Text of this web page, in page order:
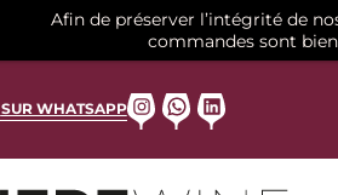
SUR WHATSAPPInstagram
WhatsApp
LinkedIn
Afin de préserver l’intégrité de
commandes sont